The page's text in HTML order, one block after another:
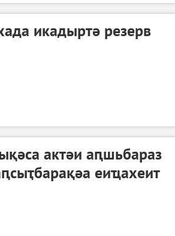
икадыртә резерв
актәи аԥшьбараз
еиҵахеит